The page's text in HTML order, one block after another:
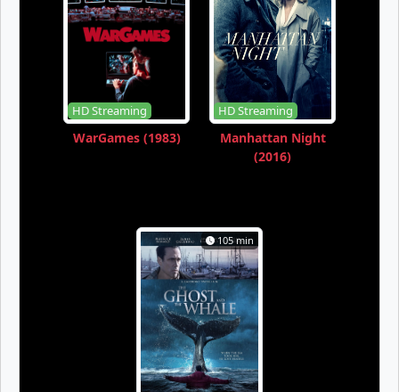
HD Streaming
WarGames (1983)
HD Streaming
Manhattan Night
(2016)
105 min